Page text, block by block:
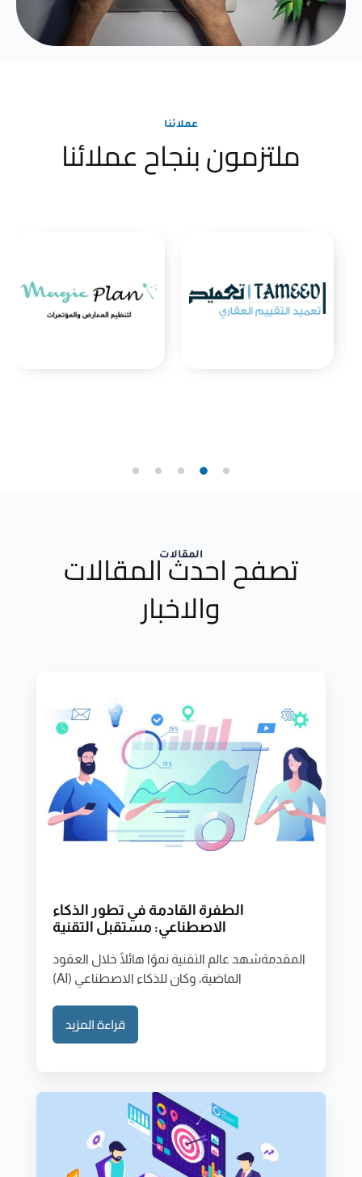
عملائنا
ملتزمون بنجاح عملائنا
المقالات
تصفح احدث المقالات
والاخبار
الطفرة القادمة في تطور الذكاء
الاصطناعي: مستقبل التقنية
المقدمةشهد عالم التقنية نموًا هائلًا خلال العقود
الماضية، وكان للذكاء الاصطناعي (AI)
قراءة المزيد